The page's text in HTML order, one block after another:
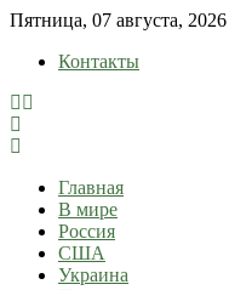
Skip
content
Пятница, 07 августа, 2026
Контакты
lentaruss
lentaruss — Новости
Главная
В мире
Россия
США
Украина